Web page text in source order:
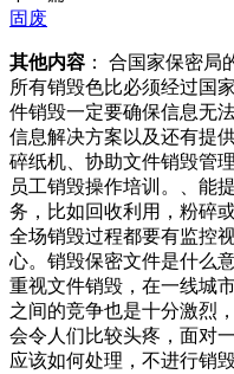
固废
其他内容 ： 合国家保密局
所有销毁色比必须经过国
件销毁一定要确保信息无
信息解决方案以及还有提
碎纸机、协助文件销毁管
员工销毁操作培训。、能
务，比如回收利用，粉碎
全场销毁过程都要有监控
心。销毁保密文件是什么
重视文件销毁，在一线城
之间的竞争也是十分激烈
会令人们比较头疼，面对
应该如何处理，不进行销